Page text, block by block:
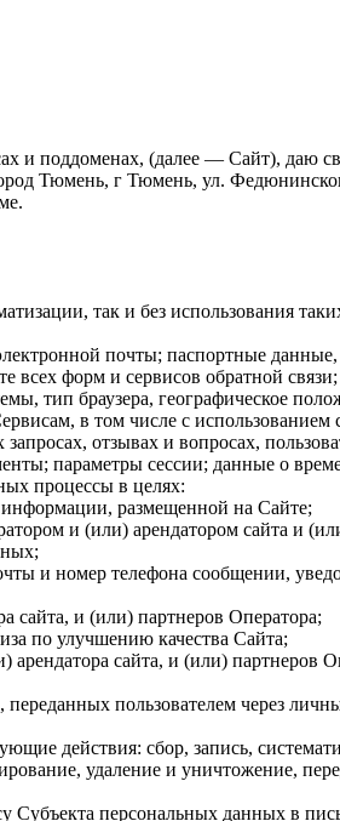
и поддоменах, (далее — Сайт),
Тюмень, г Тюмень, ул.
так и без использования
почты; паспортные
всех форм и сервисов обратной связи;
тип браузера, географическое
в том числе с использованием
отзывах и вопросах,
параметры сессии; данные о
процессы в целях:
размещенной на Сайте;
и (или) арендатором сайта и
и номер телефона сообщении,
сайта, и (или) партнеров Оператора;
по улучшению качества Сайта;
сайта, и (или) партнеров
пользователем через
действия: сбор, запись,
удаление и уничтожение,
персональных данных в